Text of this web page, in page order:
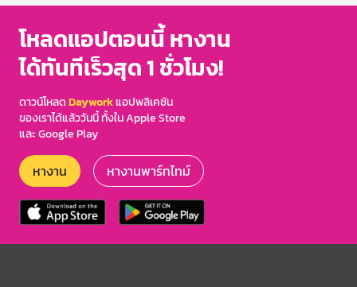
โหลดแอปตอนนี้ หางาน
ได้ทันทีเร็วสุด 1 ชั่วโมง!
ดาวน์โหลดDayworkแอปพลิเคชัน
ของเราได้แล้ววันนี้ ทั้งใน Apple Store
และ Google Play
หางาน หางานพาร์ทไทม์